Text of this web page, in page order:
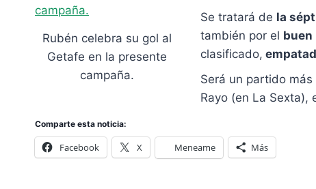
Rubén celebra su gol al
Getafe en la presente
campaña.
Se tratará de la
también por el buen
clasificado,
Será un partido
Rayo (en La Sexta),
Comparte esta noticia:
Facebook X Meneame Más